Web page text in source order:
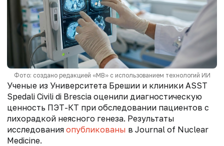
Фото: создано редакцией «МВ» с использованием технологий ИИ
Ученые из Университета Брешии и клиники ASST
Spedali Civili di Brescia оценили диагностическую
ценность ПЭТ-КТ при обследовании пациентов с
лихорадкой неясного генеза. Результаты
исследования опубликованы в Journal of Nuclear
Medicine.